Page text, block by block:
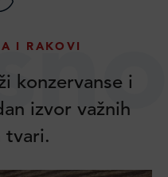
I RAKOVI
konzervanse i
izvor važnih
tvari.